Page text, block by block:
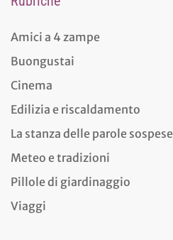
Amici a 4 zampe
Buongustai
Cinema
Edilizia e riscaldamento
La stanza delle parole sospese
Meteo e tradizioni
Pillole di giardinaggio
Viaggi